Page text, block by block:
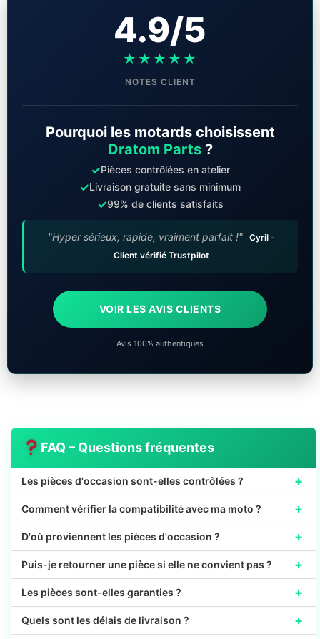
4.9/5
★★★★★
NOTES CLIENT
Pourquoi les motards choisissent
Dratom Parts?
✓Pièces contrôlées en atelier
✓Livraison gratuite sans minimum
✓99% de clients satisfaits
"Hyper sérieux, rapide, vraiment parfait !" Cyril -
Client vérifié Trustpilot
VOIR LES AVIS CLIENTS
Avis 100% authentiques
FAQ – Questions fréquentes
Les pièces d'occasion sont-elles contrôlées ? +
Comment vérifier la compatibilité avec ma moto ? +
D'où proviennent les pièces d'occasion ? +
Puis-je retourner une pièce si elle ne convient pas ? +
Les pièces sont-elles garanties ? +
Quels sont les délais de livraison ? +